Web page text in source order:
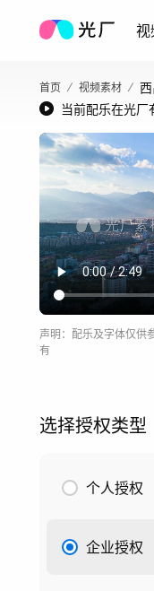
视
首页 视频素材
当前配乐在光厂
声明：配乐及字体仅供
有
选择授权类型
个人授权
企业授权